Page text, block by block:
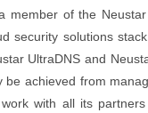
member of the
security solutions
UltraDNS and
be achieved from
with all its